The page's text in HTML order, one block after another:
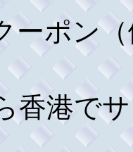
ーポン
港で